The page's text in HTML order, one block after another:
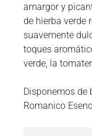
amargor y
de hierba verde
suavemente
toques
verde, la
Disponemos de
Romanico